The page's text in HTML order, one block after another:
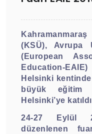
(KSÜ), Avrupa
(European
Education-
Helsinki
büyük eğitim
Helsinki’ye
24-27 Eylül
düzenlenen